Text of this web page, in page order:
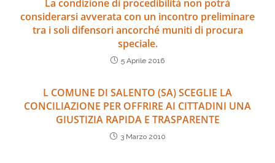
La condizione di procedibilità non potrà
considerarsi avverata con un incontro preliminare
tra i soli difensori ancorché muniti di procura
speciale.
5 Aprile 2016
L COMUNE DI SALENTO (SA) SCEGLIE LA
CONCILIAZIONE PER OFFRIRE AI CITTADINI UNA
GIUSTIZIA RAPIDA E TRASPARENTE
3 Marzo 2010